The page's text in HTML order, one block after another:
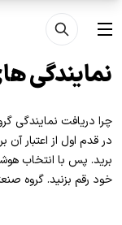
رفتن به محتوای اصلی
منو
نمایندگی
چرا دریافت نمایندگی
در قدم اول از اعتبار
برید. پس با انتخاب
خود رقم بزنید. گروه صنعتی لابل با